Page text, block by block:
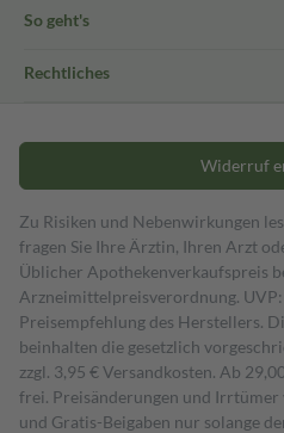
So geht's
Rechtliches
Widerruf
Zu Risiken und Nebenwirkungen
fragen Sie Ihre Ärztin, Ihren Arzt
Üblicher Apothekenverkaufspreis
Arzneimittelpreisverordnung.
Preisempfehlung des Herstellers.
beinhalten die gesetzlich
zzgl. 3,95 € Versandkosten. Ab
frei. Preisänderungen und
und Gratis-Beigaben nur solange